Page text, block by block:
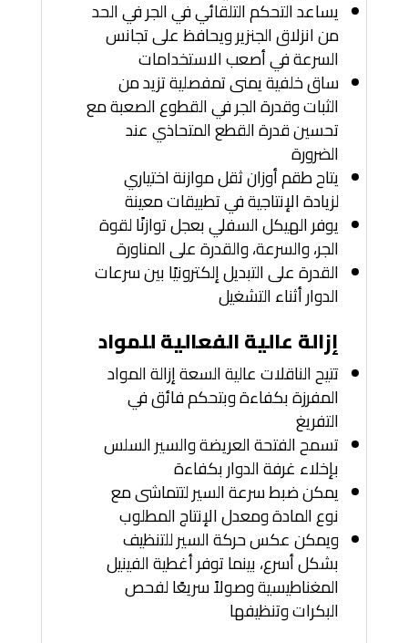
يساعد التحكم التلقائي في الجر في الحد
من انزلاق الجنزير ويحافظ على تجانس
السرعة في أصعب الاستخدامات
ساق خلفية يمنى تمفصلية تزيد من
الثبات وقدرة الجر في القطوع الصعبة مع
تحسين قدرة القطع المتحاذي عند
الضرورة
يتاح طقم أوزان ثقل موازنة اختياري
لزيادة الإنتاجية في تطبيقات معينة
يوفر الهيكل السفلي بعجل توازنًا لقوة
الجر، والسرعة، والقدرة على المناورة
القدرة على التبديل إلكترونيًا بين سرعات
الدوار أثناء التشغيل
إزالة عالية الفعالية للمواد
تتيح الناقلات عالية السعة إزالة المواد
المفرزة بكفاءة وبتحكم فائق في
التفريغ
تسمح الفتحة العريضة والسير السلس
بإخلاء غرفة الدوار بكفاءة
يمكن ضبط سرعة السير لتتماشى مع
نوع المادة ومعدل الإنتاج المطلوب
ويمكن عكس حركة السير للتنظيف
بشكل أسرع، بينما توفر أغطية الفينيل
المغناطيسية وصولاً سريعًا لفحص
البكرات وتنظيفها